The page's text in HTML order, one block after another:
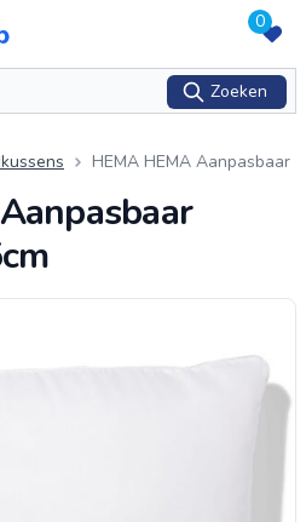
0
Zoeken
HEMA HEMA Aanpasbaar